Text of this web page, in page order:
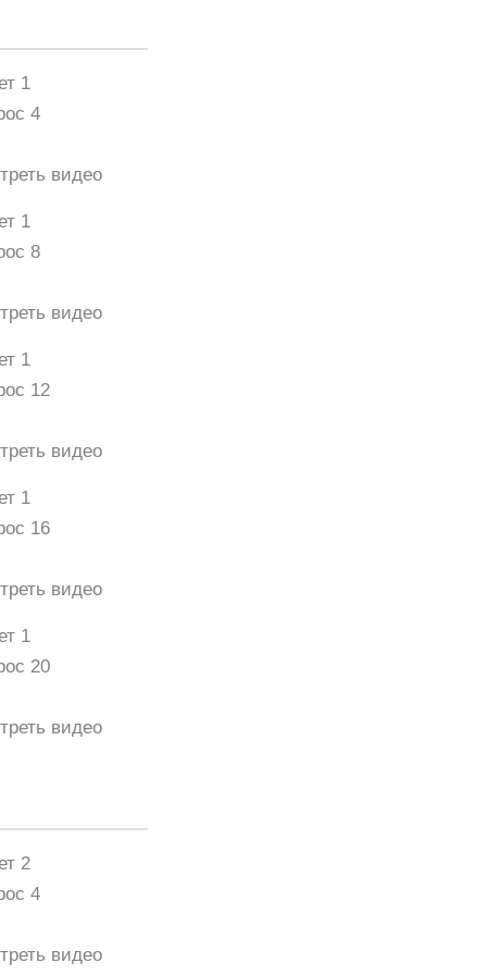
1
4
видео
1
8
видео
1
12
видео
1
16
видео
1
20
видео
2
4
видео